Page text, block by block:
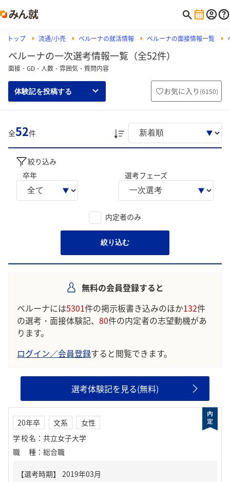
トップ 流通/小売 ベルーナの就活情報 ベルーナの面接情報一覧
ベルーナの一次選考情報一覧（全52件）
面接・GD・人数・雰囲気・質問内容
体験記を投稿する お気に入り (6150)
全52件
絞り込み
卒年
選考フェーズ
内定者のみ
絞り込む
無料の会員登録すると
ベルーナには5301件の掲示板書き込みのほか132件
の選考・面接体験記、 80件の内定者の志望動機があ
ります。
ログイン／会員登録すると閲覧できます。
選考体験記を見る(無料)
20年卒 文系
女性
学校名 ： 共立女子大学
職種 ： 総合職